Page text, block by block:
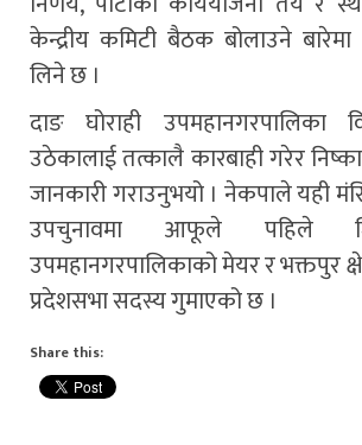
केन्द्रीय कमिटी बैठक बोलाउने
लिने छ ।
दाङ घोराही उपमहानगरपालिका
उठेकालाई तत्कालै कारबाही गरेर
जानकारी गराउनुभयो । नेकपाले यही
उपचुनावमा आफूले पहिले
उपमहानगरपालिकाको मेयर र भक्तपुर
प्रदेशसभा सदस्य गुमाएको छ ।
Share this: